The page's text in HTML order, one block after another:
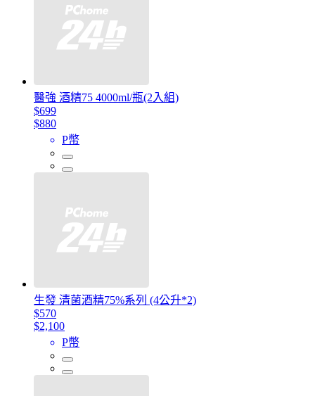
醫強 酒精75 4000ml/瓶(2入組)
$699
$880
P幣
生發 清菌酒精75%系列 (4公升*2)
$570
$2,100
P幣